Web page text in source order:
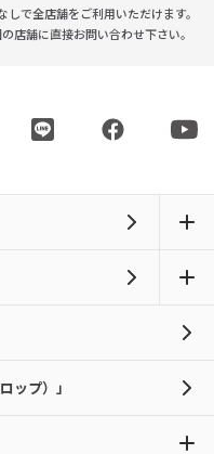
しで全店舗をご利用いただけます。
店舗に直接お問い合わせ下さい。
ップ）」